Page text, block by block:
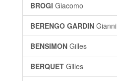
BROGI Giacomo
BERENGO GARDIN Gianni
BENSIMON Gilles
BERQUET Gilles